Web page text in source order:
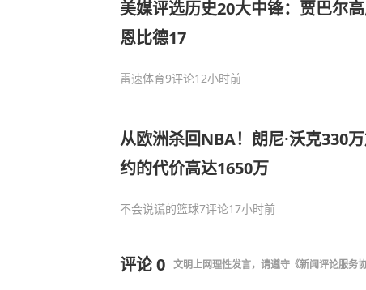
美媒评选历史20大中锋：贾巴尔
恩比德17
雷速体育9评论12小时前
从欧洲杀回NBA！朗尼·沃克330
约的代价高达1650万
不会说谎的篮球7评论17小时前
评论0 文明上网理性发言，请遵守 《新闻评论服务